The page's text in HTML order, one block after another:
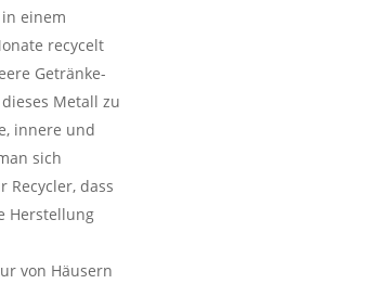
einem
recycelt
Getränke-
Metall zu
innere und
sich
dass
Herstellung
von Häusern